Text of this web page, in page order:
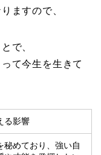
ますので、
で、
て今生を生きて
る影響
秘めており、強い自